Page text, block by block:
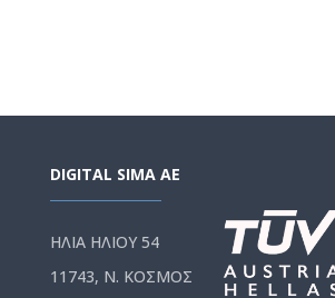
DIGITAL SIMA AE
ΗΛΙΑ ΗΛΙΟΥ 54
11743, Ν. ΚΟΣΜΟΣ